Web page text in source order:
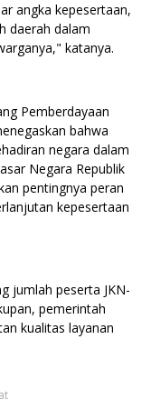
angka kepesertaan,
daerah dalam
katanya.
Pemberdayaan
bahwa
negara dalam
Negara Republik
pentingnya peran
kepesertaan
jumlah peserta JKN-
pemerintah
kualitas layanan